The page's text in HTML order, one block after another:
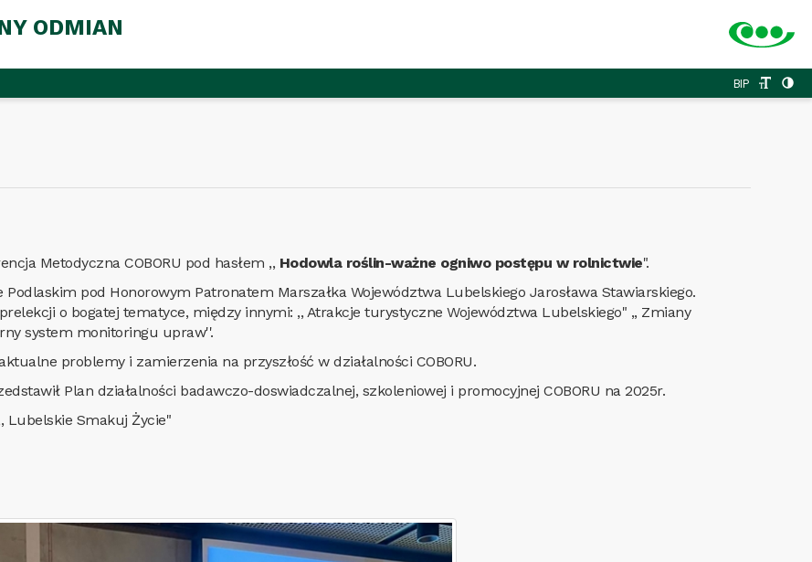
ODMIAN
BIP
Metodyczna COBORU pod hasłem ,, Hodowla roślin-ważne ogniwo postępu w rolnictwie".
pod Honorowym Patronatem Marszałka Województwa Lubelskiego Jarosława Stawiarskiego.
o bogatej tematyce, między innymi: ,, Atrakcje turystyczne Województwa Lubelskiego" ,, Zmiany
system monitoringu upraw''.
problemy i zamierzenia na przyszłość w działalności COBORU.
Plan działalności badawczo-doswiadczalnej, szkoleniowej i promocyjnej COBORU na 2025r.
Lubelskie Smakuj Życie"